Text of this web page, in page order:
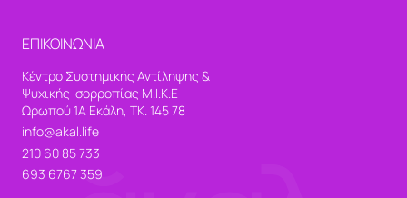
ΕΠΙΚΟΙΝΩΝΙΑ
Κέντρο Συστημικής Αντίληψης &
Ψυχικής Ισορροπίας Μ.Ι.Κ.Ε
Ωρωπού 1Α Εκάλη, ΤΚ. 145 78
info@akal.life
210 60 85 733
693 6767 359